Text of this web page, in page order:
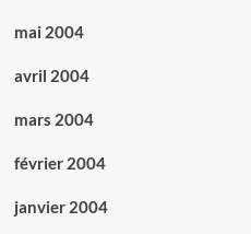
mai 2004
avril 2004
mars 2004
février 2004
janvier 2004